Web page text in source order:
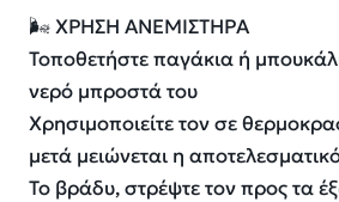
🌬️ ΧΡΗΣΗ ΑΝΕΜΙΣΤΗΡΑ
Τοποθετήστε παγάκια ή
νερό μπροστά του
Χρησιμοποιείτε τον σε
μετά μειώνεται η
Το βράδυ, στρέψτε τον προς τα